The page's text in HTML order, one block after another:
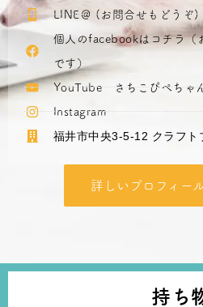
LINE＠ (お問合せもどうぞ)
個人のfacebookはコチラ（
です）
YouTube さちこぴぺちゃ
Instagram
福井市中央3-5-12 クラフト
詳しいプロフィー
持ち